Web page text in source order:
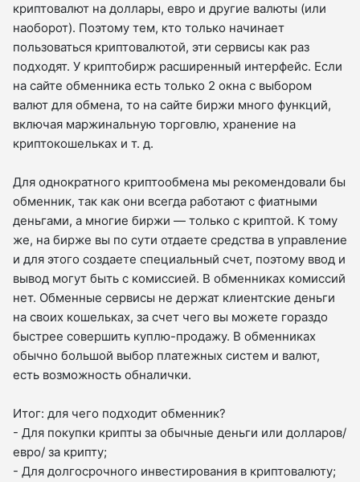
криптовалют на доллары, евро и другие валюты (или
наоборот). Поэтому тем, кто только начинает
пользоваться криптовалютой, эти сервисы как раз
подходят. У криптобирж расширенный интерфейс. Если
на сайте обменника есть только 2 окна с выбором
валют для обмена, то на сайте биржи много функций,
включая маржинальную торговлю, хранение на
криптокошельках и т. д.
Для однократного криптообмена мы рекомендовали бы
обменник, так как они всегда работают с фиатными
деньгами, а многие биржи — только с криптой. К тому
же, на бирже вы по сути отдаете средства в управление
и для этого создаете специальный счет, поэтому ввод и
вывод могут быть с комиссией. В обменниках комиссий
нет. Обменные сервисы не держат клиентские деньги
на своих кошельках, за счет чего вы можете гораздо
быстрее совершить куплю-продажу. В обменниках
обычно большой выбор платежных систем и валют,
есть возможность обналички.
Итог: для чего подходит обменник?
- Для покупки крипты за обычные деньги или долларов/
евро/ за крипту;
- Для долгосрочного инвестирования в криптовалюту;